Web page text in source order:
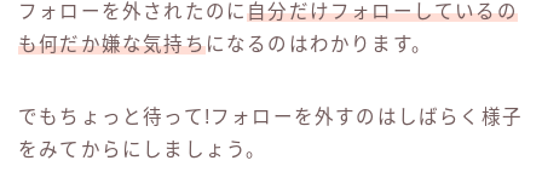
フォローを外されたのに自分だけフォローしているの
も何だか嫌な気持ちになるのはわかります。
でもちょっと待って!フォローを外すのはしばらく様子
をみてからにしましょう。